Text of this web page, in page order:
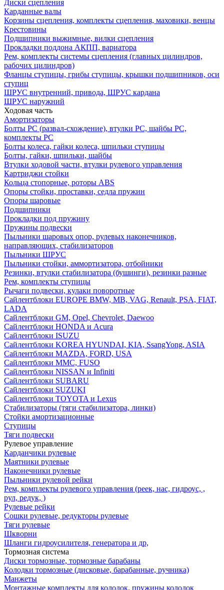
Диски сцепления
Карданные валы
Корзины сцепления, комплекты сцепления, маховики, венцы
Крестовины
Подшипники выжимные, вилки сцепления
Прокладки поддона АКПП, вариатора
Рем, комплекты системы сцепления (главных цилиндров,
рабочих цилиндров)
Фланцы ступицы, грибы ступицы, крышки подшипников, оси
ступиц
ШРУС внутренний, привода, ШРУС кардана
ШРУС наружний
Ходовая часть
Амортизаторы
Болты РС (развал-схождение), втулки РС, шайбы РС,
комплекты РС
Болты колеса, гайки колеса, шпильки ступицы
Болты, гайки, шпильки, шайбы
Втулки ходовой части, втулки рулевого управления
Картриджи стойки
Кольца стопорные, роторы ABS
Опоры стойки, проставки, седла пружин
Опоры шаровые
Подшипники
Прокладки под пружину
Пружины подвески
Пыльники шаровых опор, рулевых наконечников,
направляющих, стабилизаторов
Пыльники ШРУС
Пыльники стойки, аммортизатора, отбойники
Резинки, втулки стабилизатора (бушинги), резинки разные
Рем, комплекты ступицы
Рычаги подвески, кулаки поворотные
Сайлентблоки EUROPE BMW, MB, VAG, Renault, PSA, FIAT,
LADA
Сайлентблоки GM, Opel, Chevrolet, Daewoo
Сайлентблоки HONDA и Acura
Сайлентблоки ISUZU
Сайлентблоки KOREA HYUNDAI, KIA, SsangYong, ASIA
Сайлентблоки MAZDA, FORD, USA
Сайлентблоки MMC, FUSO
Сайлентблоки NISSAN и Infiniti
Сайлентблоки SUBARU
Сайлентблоки SUZUKI
Сайлентблоки TOYOTA и Lexus
Стабилизаторы (тяги стабилизатора, линки)
Стойки амортизационные
Ступицы
Тяги подвески
Рулевое управление
Карданчики рулевые
Маятники рулевые
Наконечники рулевые
Пыльники рулевой рейки
Рем, комплекты рулевого управления (реек, нас, гидроус, ,
рул, редук, )
Рулевые рейки
Сошки рулевые, редукторы рулевые
Тяги рулевые
Шкворни
Шланги гидроусилителя, генератора и др,
Тормозная система
Диски тормозные, тормозные барабаны
Колодки тормозные (дисковые, барабанные, ручника)
Манжеты
Монтажные комплекты для колодок, пружины колодок